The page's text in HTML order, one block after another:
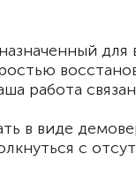
работа
в виде
с